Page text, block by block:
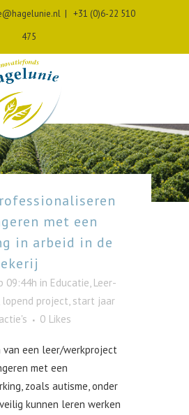
| +31 (0)6-22 510
475
met een
in arbeid in de
09:44h in Educatie, Leer-
lopend project, start jaar
0 Likes
van een leer/werkproject
met een
zoals autisme, onder
kunnen leren werken